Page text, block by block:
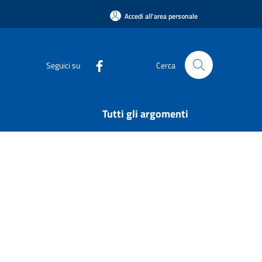
Accedi all'area personale
Seguici su Cerca
Tutti gli argomenti